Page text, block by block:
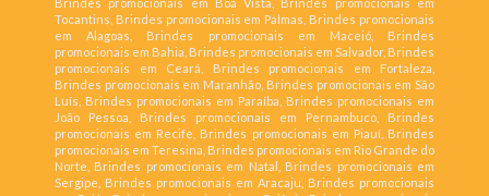
Brindes promocionais em Boa Vista, Brindes promocionais em
Tocantins, Brindes promocionais em Palmas, Brindes promocionais
em Alagoas, Brindes promocionais em Maceió, Brindes
promocionais em Bahia, Brindes promocionais em Salvador, Brindes
promocionais em Ceará, Brindes promocionais em Fortaleza,
Brindes promocionais em Maranhão, Brindes promocionais em São
Luís, Brindes promocionais em Paraíba, Brindes promocionais em
João Pessoa, Brindes promocionais em Pernambuco, Brindes
promocionais em Recife, Brindes promocionais em Piauí, Brindes
promocionais em Teresina, Brindes promocionais em Rio Grande do
Norte, Brindes promocionais em Natal, Brindes promocionais em
Sergipe, Brindes promocionais em Aracaju, Brindes promocionais